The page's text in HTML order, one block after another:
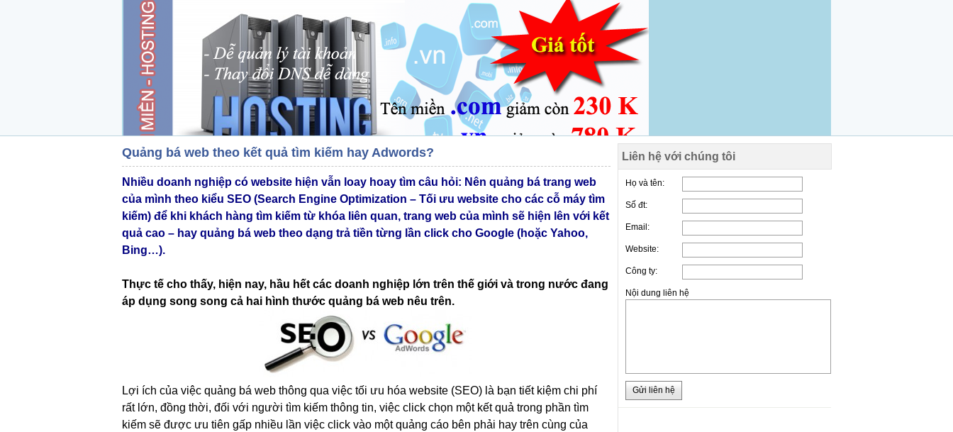
Quảng bá web theo kết quả tìm kiếm hay Adwords?
Nhiều doanh nghiệp có website hiện vẫn loay hoay tìm câu hỏi: Nên quảng bá trang web
của mình theo kiểu SEO (Search Engine Optimization – Tối ưu website cho các cỗ máy tìm
kiếm) để khi khách hàng tìm kiếm từ khóa liên quan, trang web của mình sẽ hiện lên với kết
quả cao – hay quảng bá web theo dạng trả tiền từng lần click cho Google (hoặc Yahoo,
Bing…).
Thực tế cho thấy, hiện nay, hầu hết các doanh nghiệp lớn trên thế giới và trong nước đang
áp dụng song song cả hai hình thước quảng bá web nêu trên.
Lợi ích của việc quảng bá web thông qua việc tối ưu hóa website (SEO) là bạn tiết kiệm chi phí
rất lớn, đồng thời, đối với người tìm kiếm thông tin, việc click chọn một kết quả trong phần tìm
kiếm sẽ được ưu tiên gấp nhiều lần việc click vào một quảng cáo bên phải hay trên cùng của
Liên hệ với chúng tôi
Họ và tên:
Số đt:
Email:
Website:
Công ty:
Nội dung liên hệ
Gửi liên hệ